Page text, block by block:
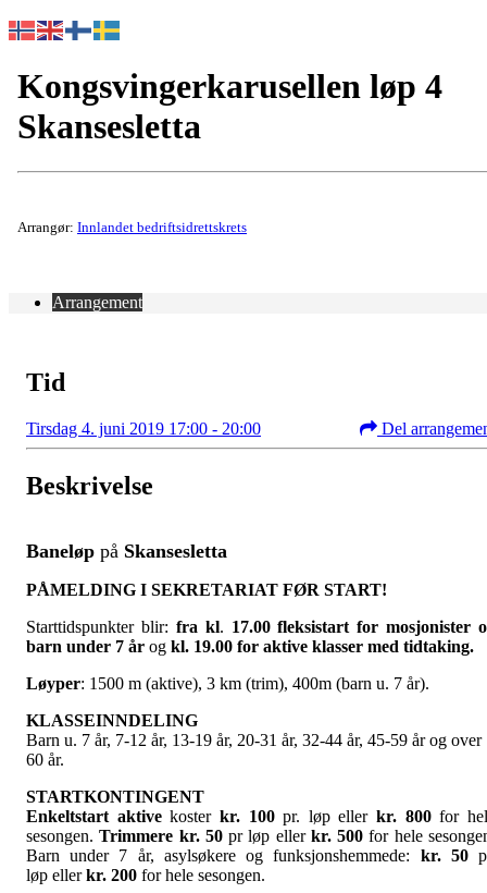
Kongsvingerkarusellen løp 4
Skansesletta
Arrangør: Innlandet bedriftsidrettskrets
Arrangement
Tid
Tirsdag 4. juni 2019 17:00 - 20:00 Del
Beskrivelse
Baneløp på Skansesletta
PÅMELDING I SEKRETARIAT FØR START!
Starttidspunkter blir: fra kl. 17.00 fleksistart for mosjonister
barn under 7 år og kl. 19.00 for aktive klasser med tidtaking.
Løyper: 1500 m (aktive), 3 km (trim), 400m (barn u. 7 år).
KLASSEINNDELING
Barn u. 7 år, 7-12 år, 13-19 år, 20-31 år, 32-44 år, 45-59 år og over
60 år.
STARTKONTINGENT
Enkeltstart aktivekoster kr. 100pr. løp ellerkr. 800for
sesongen.Trimmere kr. 50pr løp eller kr. 500 for hele
Barn under 7 år, asylsøkere og funksjonshemmede: kr. 50
løp ellerkr. 200 for hele sesongen.